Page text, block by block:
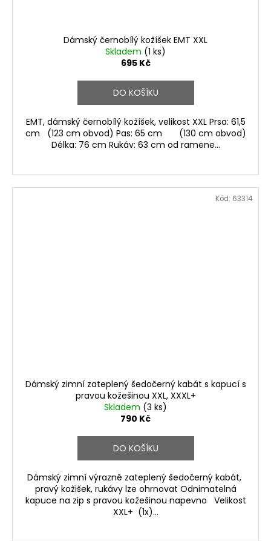
Dámský černobílý kožíšek EMT XXL
Skladem (1 ks)
695 Kč
DO KOŠÍKU
EMT, dámský černobílý kožíšek, velikost XXL Prsa: 61,5
cm (123 cm obvod) Pas: 65 cm (130 cm obvod)
Délka: 76 cm Rukáv: 63 cm od ramene...
Dámský zimní zateplený šedočerný kabát s kapucí s
pravou kožešinou XXL, XXXL+
Skladem (3 ks)
790 Kč
DO KOŠÍKU
Dámský zimní výrazně zateplený šedočerný kabát,
pravý kožišek, rukávy lze ohrnovat Odnimatelná
kapuce na zip s pravou kožešinou napevno Velikost
XXL+ (1x)...
Kód: 63314